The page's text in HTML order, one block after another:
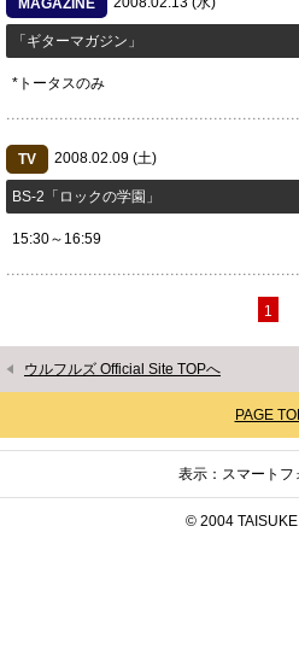
MAGAZINE
「ギターマガジン」
*トータスのみ
TV 2008.02.09 (土)
BS-2「ロックの学園」
15:30～16:59
1
ウルフルズ Official Site TOPへ
PAGE
表示：スマートフ
© 2004